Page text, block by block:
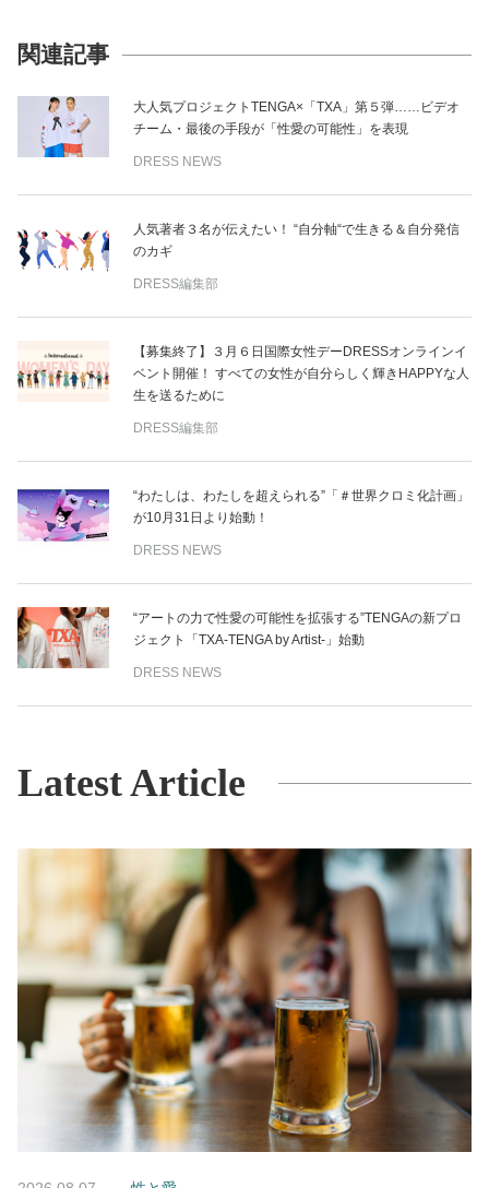
関連記事
大人気プロジェクトTENGA×「TXA」第５弾……ビデオ
チーム・最後の手段が「性愛の可能性」を表現
DRESS NEWS
人気著者３名が伝えたい！ “自分軸“で生きる＆自分発信
のカギ
DRESS編集部
【募集終了】３月６日国際女性デーDRESSオンラインイ
ベント開催！ すべての女性が自分らしく輝きHAPPYな人
生を送るために
DRESS編集部
“わたしは、わたしを超えられる”「＃世界クロミ化計画」
が10月31日より始動！
DRESS NEWS
“アートの力で性愛の可能性を拡張する”TENGAの新プロ
ジェクト「TXA-TENGA by Artist-」始動
DRESS NEWS
Latest Article